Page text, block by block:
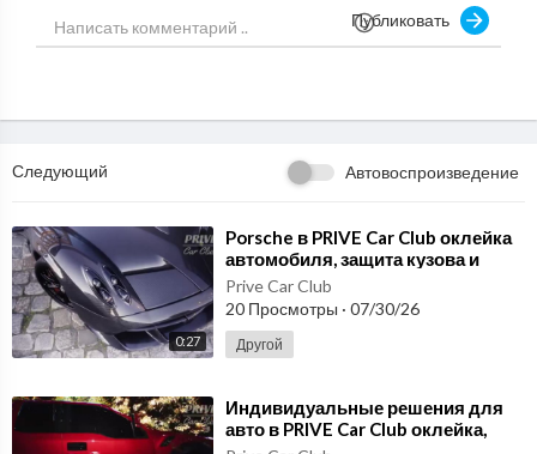
Телефон: +7 (967) 021-00-77
Публиковать
Следующий Автовоспроизведение
0:27
⁣Porsche в PRIVE Car Club оклейка
автомобиля, защита кузова и
эффектный стиль
Prive Car Club
20 Просмотры · 07/30/26
Другой
⁣Индивидуальные решения для
авто в PRIVE Car Club оклейка,